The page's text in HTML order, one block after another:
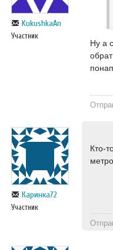
KukushkaAn
Участник
Ну а
Каринка72
Участник
Кто-